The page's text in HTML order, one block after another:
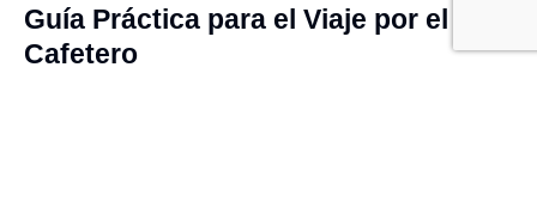
Guía Práctica para el Viaje por el Eje
Cafetero